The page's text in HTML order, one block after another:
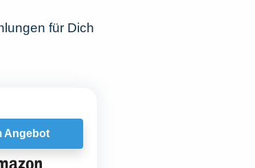
für Dich
Angebot